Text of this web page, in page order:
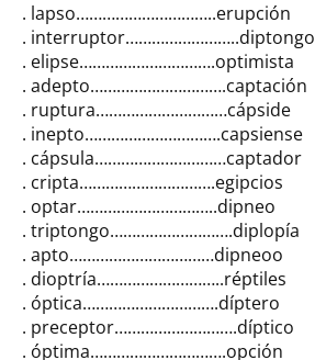
. lapso…………………………..erupción
. interruptor……………………..diptongo
. elipse………………………….optimista
. adepto………………………….captación
. ruptura…………………………cápside
. inepto………………………….capsiense
. cápsula…………………………captador
. cripta………………………….egipcios
. optar…………………………..dipneo
. triptongo……………………….diplopía
. apto……………………………dipneoo
. dioptría………………………..réptiles
. óptica………………………….díptero
. preceptor……………………….díptico
. óptima………………………….opción